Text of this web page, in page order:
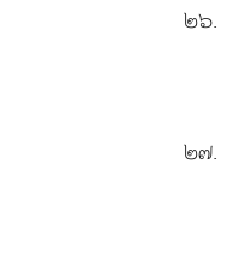
๒๖.
๒๗.